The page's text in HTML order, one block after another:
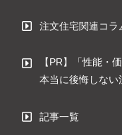
注文住宅関連コラ
【PR】「性能・
本当に後悔しない
記事一覧